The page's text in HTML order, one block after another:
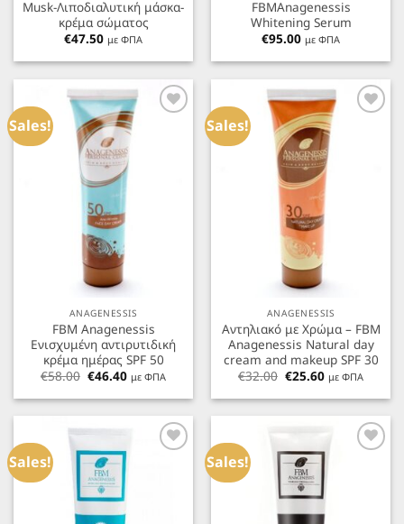
Musk-Λιποδιαλυτική μάσκα-
κρέμα σώματος
€47.50 με ΦΠΑ
FBMAnagenessis
Whitening Serum
€95.00 με ΦΠΑ
Sales!
Προσθήκη
Αγαπημένα
ANAGENESSIS
FBM Anagenessis
Ενισχυμένη αντιρυτιδική
κρέμα ημέρας SPF 50
€58.00 Original
price
was:
€46.40Η
τρέχουσα
τιμή
€46.40.
με ΦΠΑ
Sales!
Προσθήκη
Αγαπημένα
ANAGENESSIS
Αντηλιακό με Χρώμα – FBM
Anagenessis Natural day
cream and makeup SPF 30
€32.00 Original
price
was:
€25.60Η
τρέχουσα
τιμή
€25.60.
με ΦΠΑ
Sales!
Προσθήκη
Sales!
Προσθήκη